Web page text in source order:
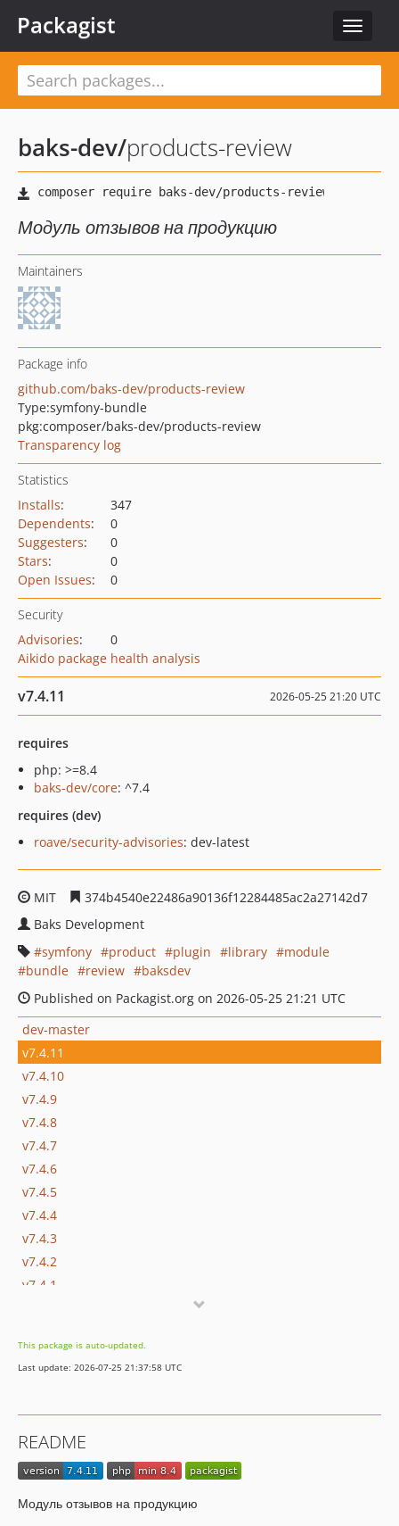
Toggle
Packagist
baks-dev/products-review
Модуль отзывов на продукцию
Maintainers
Package info
github.com/baks-dev/products-review
Type:symfony-bundle
pkg:composer/baks-dev/products-review
Transparency log
Statistics
Installs:
347
Dependents:
0
Suggesters:
0
Stars:
0
Open Issues: 0
Security
Advisories:
0
Aikido package health analysis
v7.4.11 2026-05-25 21:20 UTC
requires
php: >=8.4
baks-dev/core: ^7.4
requires (dev)
roave/security-advisories: dev-latest
MIT
374b4540e22486a90136f12284485ac2a27142d7
Baks Development
symfony
product plugin library
module
bundle
review
baksdev
Published on Packagist.org on 2026-05-25 21:21 UTC
dev-master
v7.4.11
v7.4.10
v7.4.9
v7.4.8
v7.4.7
v7.4.6
v7.4.5
v7.4.4
v7.4.3
v7.4.2
v7.4.1
v7.3.14
v7.3.13
v7.3.10
v7.3.9
v7.3.7
This package is auto-updated.
Last update: 2026-07-25 21:37:58 UTC
README
Модуль отзывов на продукцию